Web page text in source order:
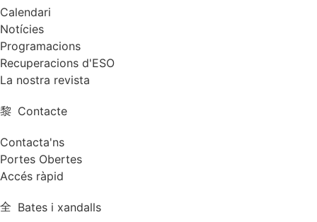
Calendari
Notícies
Programacions
Recuperacions d'ESO
La nostra revista
Contacte
Contacta'ns
Portes Obertes
Accés ràpid
Bates i xandalls